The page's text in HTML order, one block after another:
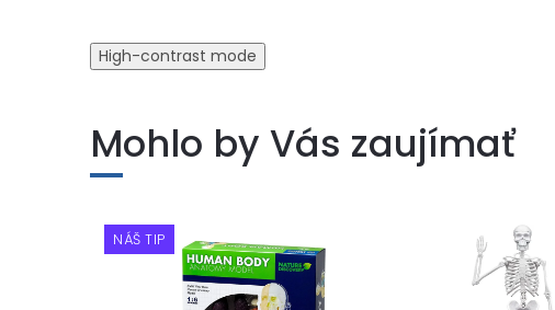
High-contrast mode
Mohlo by Vás zaujímať
NÁŠ TIP